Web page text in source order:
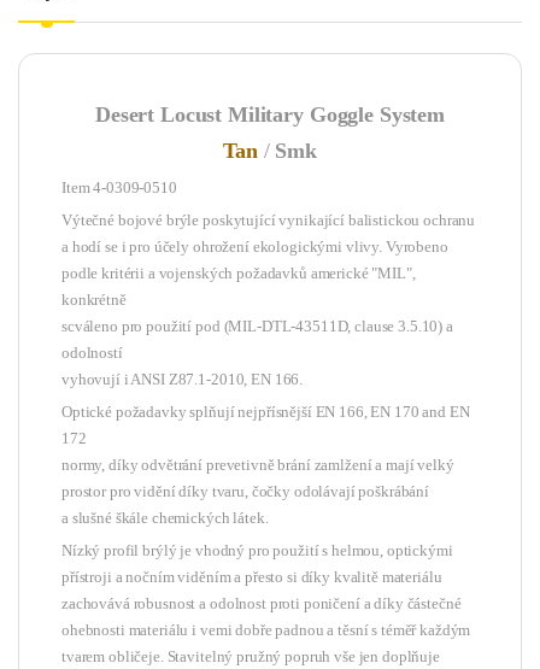
Desert Locust Military Goggle System
Tan/ Smk
Item 4-0309-0510
Výtečné bojové brýle poskytující vynikající balistickou ochranu
a hodí se i pro účely ohrožení ekologickými vlivy. Vyrobeno
podle kritérii a vojenských požadavků americké "MIL",
konkrétně
scváleno pro použití pod (MIL-DTL-43511D, clause 3.5.10) a
odolností
vyhovují i ANSI Z87.1-2010, EN 166.
Optické požadavky splňují nejpřísnější EN 166, EN 170 and EN
172
normy, díky odvětrání prevetivně brání zamlžení a mají velký
prostor pro vidění díky tvaru, čočky odolávají poškrábání
a slušné škále chemických látek.
Nízký profil brýlý je vhodný pro použití s helmou, optickými
přístroji a nočním viděním a přesto si díky kvalitě materiálu
zachovává robusnost a odolnost proti poničení a díky částečné
ohebnosti materiálu i vemi dobře padnou a těsní s téměř každým
tvarem obličeje. Stavitelný pružný popruh vše jen doplňuje